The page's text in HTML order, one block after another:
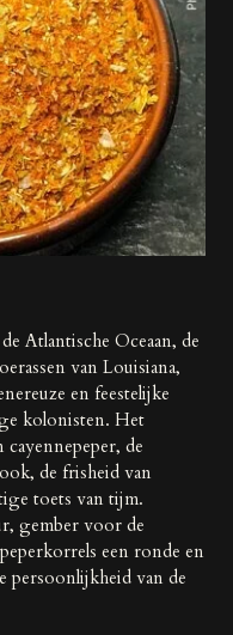
Atlantische Oceaan, de
van Louisiana,
en feestelijke
kolonisten. Het
de
de frisheid van
toets van tijm.
gember voor de
een ronde en
persoonlijkheid van de